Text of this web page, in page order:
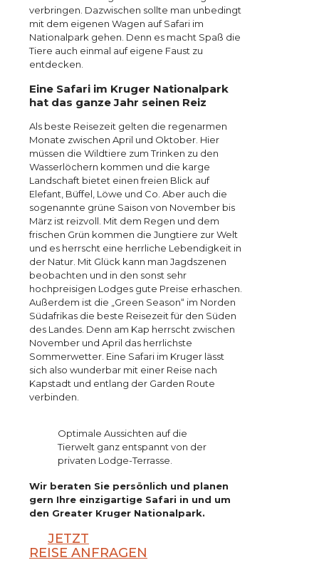
verbringen. Dazwischen sollte man unbedingt
mit dem eigenen Wagen auf Safari im
Nationalpark gehen. Denn es macht Spaß die
Tiere auch einmal auf eigene Faust zu
entdecken.
Eine Safari im Kruger Nationalpark
hat das ganze Jahr seinen Reiz
Als beste Reisezeit gelten die regenarmen
Monate zwischen April und Oktober. Hier
müssen die Wildtiere zum Trinken zu den
Wasserlöchern kommen und die karge
Landschaft bietet einen freien Blick auf
Elefant, Büffel, Löwe und Co. Aber auch die
sogenannte grüne Saison von November bis
März ist reizvoll. Mit dem Regen und dem
frischen Grün kommen die Jungtiere zur Welt
und es herrscht eine herrliche Lebendigkeit in
der Natur. Mit Glück kann man Jagdszenen
beobachten und in den sonst sehr
hochpreisigen Lodges gute Preise erhaschen.
Außerdem ist die „Green Season“ im Norden
Südafrikas die beste Reisezeit für den Süden
des Landes. Denn am Kap herrscht zwischen
November und April das herrlichste
Sommerwetter. Eine Safari im Kruger lässt
sich also wunderbar mit einer Reise nach
Kapstadt und entlang der Garden Route
verbinden.
Optimale Aussichten auf die
Tierwelt ganz entspannt von der
privaten Lodge-Terrasse.
Wir beraten Sie persönlich und planen
gern Ihre einzigartige Safari in und um
den Greater Kruger Nationalpark.
JETZT
REISE ANFRAGEN